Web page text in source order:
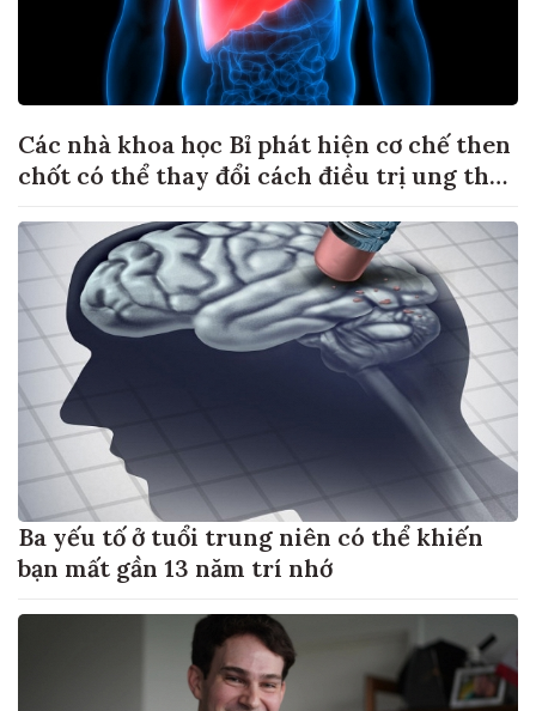
Các nhà khoa học Bỉ phát hiện cơ chế then
chốt có thể thay đổi cách điều trị ung thư
Ba yếu tố ở tuổi trung niên có thể khiến
bạn mất gần 13 năm trí nhớ